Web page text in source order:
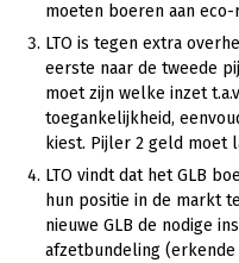
Vleesveehouderij
Mensen
Bestuur en Directie
Medewerkers
Vakgroepbestuurders
Jaarverslag 2023
Vacatures
Pers
Contact
moeten boeren aan
LTO is tegen extra
eerste naar de tweede
moet zijn welke inzet
toegankelijkheid,
kiest. Pijler 2 geld moet
LTO vindt dat het GLB
hun positie in de markt
nieuwe GLB de nodige
afzetbundeling